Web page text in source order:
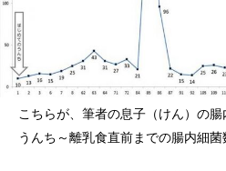
こちらが、筆者の息子（けん）の
うんち～離乳食直前までの腸内細菌